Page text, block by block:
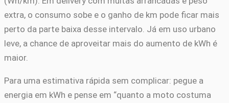
extra, o consumo sobe e o ganho de km pode ficar mais
perto da parte baixa desse intervalo. Já em uso urbano
leve, a chance de aproveitar mais do aumento de kWh é
maior.
Para uma estimativa rápida sem complicar: pegue a
energia em kWh e pense em “quanto a moto costuma